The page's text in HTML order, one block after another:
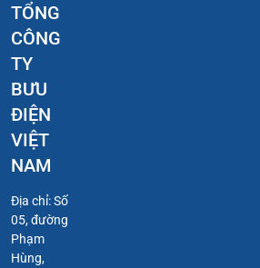
TỔNG
CÔNG
TY
BƯU
ĐIỆN
VIỆT
NAM
Địa chỉ: Số
05, đường
Phạm
Hùng,